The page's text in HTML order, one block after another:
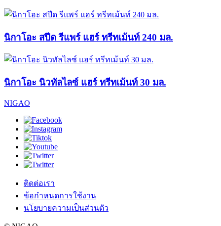
นิกาโอะ สปีด รีแพร์ แฮร์ ทรีทเม้นท์ 240 มล.
นิกาโอะ นิวทัลไลซ์ แฮร์ ทรีทเม้นท์ 30 มล.
NIGAO
ติดต่อเรา
ข้อกำหนดการใช้งาน
นโยบายความเป็นส่วนตัว